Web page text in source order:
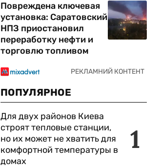
Повреждена ключевая
установка: Саратовский
НПЗ приостановил
переработку нефти и
торговлю топливом
ПОПУЛЯРНОЕ
1
Для двух районов Киева
строят тепловые станции,
но их может не хватить для
комфортной температуры в
домах